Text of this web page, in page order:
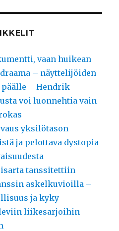
vaan huikean
– näyttelijöiden
– Hendrik
voi luonnehtia vain
yksilötason
ja pelottava dystopia
tanssitettiin
askelkuvioilla –
ja kyky
liikesarjoihin